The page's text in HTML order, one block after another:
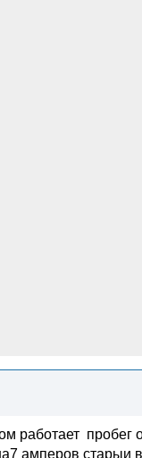
работает пробег
амперов старыи